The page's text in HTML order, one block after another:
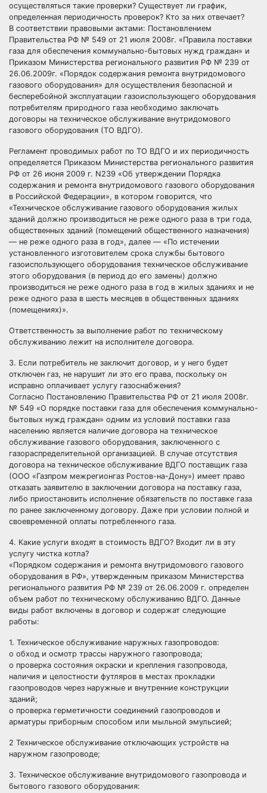
осуществляться такие проверки? Существует ли график,
определенная периодичность проверок? Кто за них отвечает?
В соответствии правовыми актами: Постановлением
Правительства РФ № 549 от 21 июля 2008г. «Правила поставки
газа для обеспечения коммунально-бытовых нужд граждан» и
Приказом Министерства регионального развития РФ № 239 от
26.06.2009г. «Порядок содержания ремонта внутридомового
газового оборудования» для осуществления безопасной и
бесперебойной эксплуатации газоиспользующего оборудования
потребителям природного газа необходимо заключать
договоры на техническое обслуживание внутридомового
газового оборудования (ТО ВДГО).
Регламент проводимых работ по ТО ВДГО и их периодичность
определяется Приказом Министерства регионального развития
РФ от 26 июня 2009 г. N239 «Об утверждении Порядка
содержания и ремонта внутридомового газового оборудования
в Российской Федерации», в котором говорится, что
«Техническое обслуживание газового оборудования жилых
зданий должно производиться не реже одного раза в три года,
общественных зданий (помещений общественного назначения)
— не реже одного раза в год», далее — «По истечении
установленного изготовителем срока службы бытового
газоиспользующего оборудования техническое обслуживание
этого оборудования (в период до его замены) должно
производиться не реже одного раза в год в жилых зданиях и не
реже одного раза в шесть месяцев в общественных зданиях
(помещениях)».
Ответственность за выполнение работ по техническому
обслуживанию лежит на исполнителе договора.
3. Если потребитель не заключит договор, и у него будет
отключен газ, не нарушит ли это его права, поскольку он
исправно оплачивает услугу газоснабжения?
Согласно Постановлению Правительства РФ от 21 июля 2008г.
№ 549 «О порядке поставки газа для обеспечения коммунально-
бытовых нужд граждан» одним из условий поставки газа
населению является наличие договора на техническое
обслуживание газового оборудования, заключенного с
газораспределительной организацией. В случае отсутствия
договора на техническое обслуживание ВДГО поставщик газа
(ООО «Газпром межрегионгаз Ростов-на-Дону») имеет право
отказать заявителю в заключении договора на поставку газа,
либо приостановить исполнение обязательств по поставке газа
по ранее заключенному договору. Даже при условии полной и
своевременной оплаты потребленного газа.
4. Какие услуги входят в стоимость ВДГО? Входит ли в эту
услугу чистка котла?
«Порядком содержания и ремонта внутридомового газового
оборудования в РФ», утвержденным приказом Министерства
регионального развития РФ № 239 от 26.06.2009 г. определен
объем работ по техническому обслуживанию ВДГО. Данные
виды работ включены в договор и содержат следующие
работы:
1. Техническое обслуживание наружных газопроводов:
o обход и осмотр трассы наружного газопровода;
o проверка состояния окраски и крепления газопровода,
наличия и целостности футляров в местах прокладки
газопроводов через наружные и внутренние конструкции
зданий;
o проверка герметичности соединений газопроводов и
арматуры приборным способом или мыльной эмульсией;
2 Техническое обслуживание отключающих устройств на
наружном газопроводе;
3. Техническое обслуживание внутридомового газопровода и
бытового газового оборудования: